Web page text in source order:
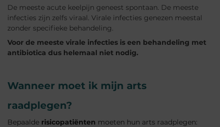
De meeste acute keelpijn geneest spontaan. De meeste
infecties zijn zelfs viraal. Virale infecties genezen meestal
zonder specifieke behandeling.
Voor de meeste virale infecties is een behandeling met
antibiotica dus helemaal niet nodig.
Wanneer moet ik mijn arts
raadplegen?
Bepaalde risicopatiënten moeten hun arts raadplegen: